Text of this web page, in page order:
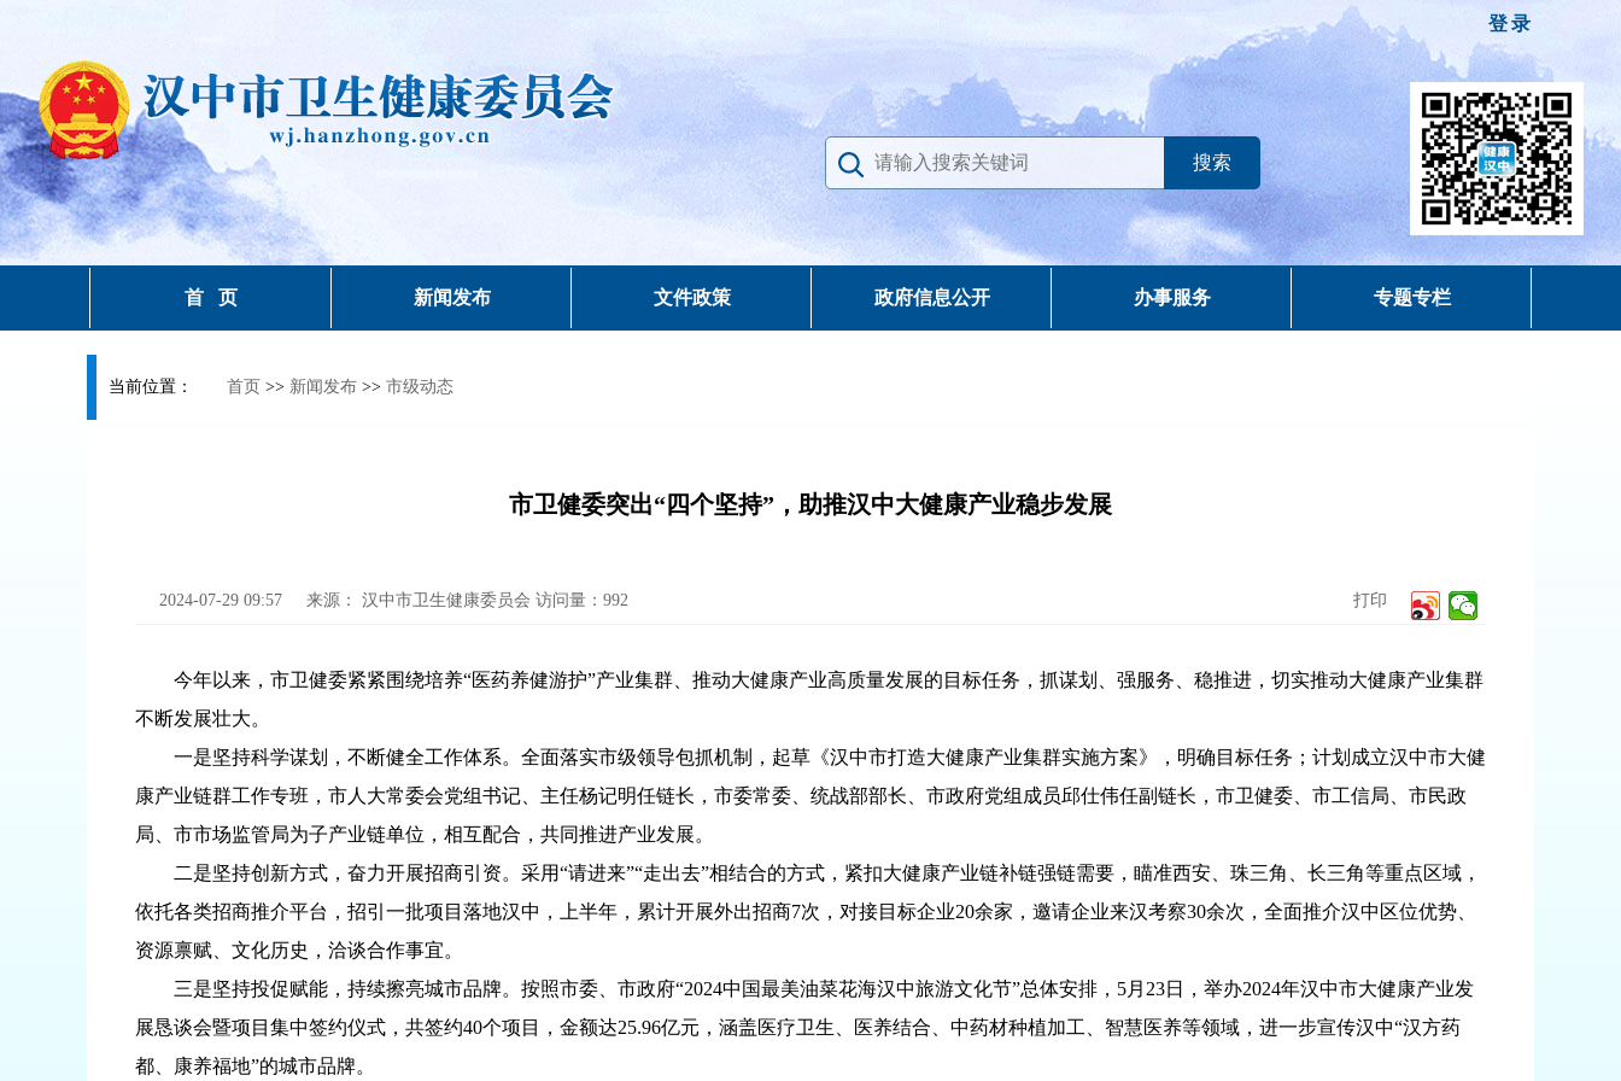
登录
首 页 新闻发布 文件政策 政府信息公开 办事服务 专题专栏
当前位置： 首页 >> 新闻发布 >> 市级动态
市卫健委突出“四个坚持”，助推汉中大健康产业稳步发展
2024-07-29 09:57 来源： 汉中市卫生健康委员会 访问量： 992 打印
今年以来，市卫健委紧紧围绕培养“医药养健游护”产业集群、推动大健康产业高质量发展的目标任务，抓谋划、强服务、稳推进，切实推动大健康产业集群
不断发展壮大。
一是坚持科学谋划，不断健全工作体系。全面落实市级领导包抓机制，起草《汉中市打造大健康产业集群实施方案》，明确目标任务；计划成立汉中市大健
康产业链群工作专班，市人大常委会党组书记、主任杨记明任链长，市委常委、统战部部长、市政府党组成员邱仕伟任副链长，市卫健委、市工信局、市民政
局、市市场监管局为子产业链单位，相互配合，共同推进产业发展。
二是坚持创新方式，奋力开展招商引资。采用“请进来”“走出去”相结合的方式，紧扣大健康产业链补链强链需要，瞄准西安、珠三角、长三角等重点区域，
依托各类招商推介平台，招引一批项目落地汉中，上半年，累计开展外出招商7次，对接目标企业20余家，邀请企业来汉考察30余次，全面推介汉中区位优势、
资源禀赋、文化历史，洽谈合作事宜。
三是坚持投促赋能，持续擦亮城市品牌。按照市委、市政府“2024中国最美油菜花海汉中旅游文化节”总体安排，5月23日，举办2024年汉中市大健康产业发
展恳谈会暨项目集中签约仪式，共签约40个项目，金额达25.96亿元，涵盖医疗卫生、医养结合、中药材种植加工、智慧医养等领域，进一步宣传汉中“汉方药
都、康养福地”的城市品牌。